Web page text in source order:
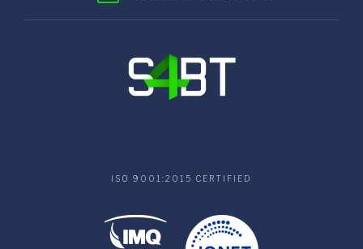
ISO 9001:2015 CERTIFIED